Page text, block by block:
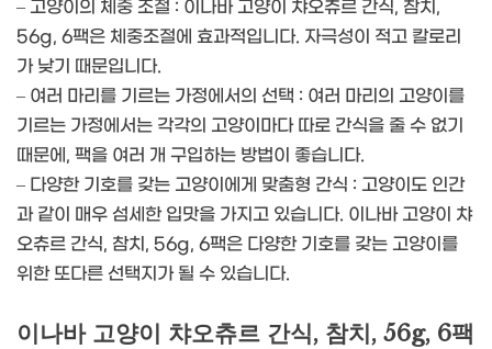
– 고양이의 체중 조절 : 이나바 고양이 챠오츄르 간식, 참치,
56g, 6팩은 체중조절에 효과적입니다. 자극성이 적고 칼로리
가 낮기 때문입니다.
– 여러 마리를 기르는 가정에서의 선택 : 여러 마리의 고양이를
기르는 가정에서는 각각의 고양이마다 따로 간식을 줄 수 없기
때문에, 팩을 여러 개 구입하는 방법이 좋습니다.
– 다양한 기호를 갖는 고양이에게 맞춤형 간식 : 고양이도 인간
과 같이 매우 섬세한 입맛을 가지고 있습니다. 이나바 고양이 챠
오츄르 간식, 참치, 56g, 6팩은 다양한 기호를 갖는 고양이를
위한 또다른 선택지가 될 수 있습니다.
이나바 고양이 챠오츄르 간식, 참치, 56g, 6팩